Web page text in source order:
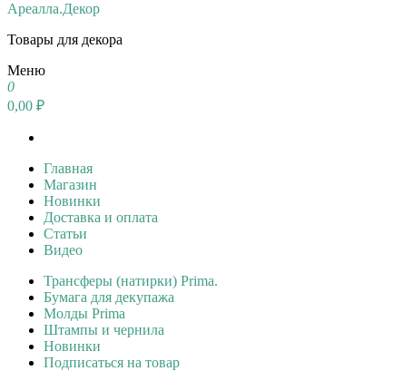
Ареалла.Декор
Товары для декора
Меню
0
0,00 ₽
Главная
Магазин
Новинки
Доставка и оплата
Статьи
Видео
Трансферы (натирки) Prima.
Бумага для декупажа
Молды Prima
Штампы и чернила
Новинки
Подписаться на товар